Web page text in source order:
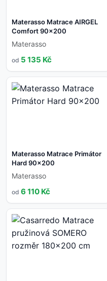
Materasso Matrace AIRGEL
Comfort 90x200
Materasso
od 5 135 Kč
Materasso Matrace Primátor
Hard 90x200
Materasso
od 6 110 Kč